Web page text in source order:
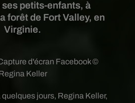
petits-enfants, à
forêt de Fort Valley, en
Virginie.
d'écran Facebook ©
Keller
quelques jours, Regina Keller,